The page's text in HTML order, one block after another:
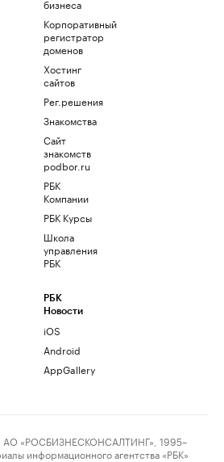
бизнеса
Корпоративный
регистратор
доменов
Хостинг
сайтов
Рег.решения
Знакомства
Сайт
знакомств
podbor.ru
РБК
Компании
РБК Курсы
Школа
управления
РБК
РБК
Новости
iOS
Android
AppGallery
«РОСБИЗНЕСКОНСАЛТИНГ», 1995–
информационного агентства «РБК»